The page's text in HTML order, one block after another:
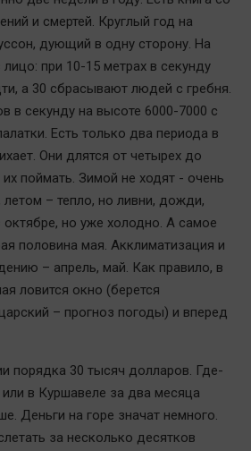
и смертей. Круглый год на
дующий в одну сторону. На
лицо: при 10-15 метрах в секунду
а 30 сбрасывают людей с гребня.
в секунду на высоте 6000-7000 с
Есть только два периода в
Они длятся от четырех до
поймать. Зимой не ходят - очень
летом – тепло, но ливни, дожди,
но уже холодно. А самое
половина мая. Акклиматизация и
– апрель, май. Как правило, в
ловится окно (берется
– прогноз погоды) и вперед
порядка 30 тысяч долларов. Где-
в Куршавеле за два месяца
Деньги на горе значат немного.
за несколько десятков